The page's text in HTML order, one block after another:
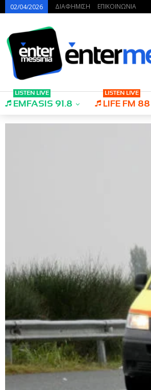
02/04/2026 ΔΙΑΦΗΜΙΣΗ ΕΠΙΚΟΙΝΩΝΙΑ
EMFASIS 91.8
LISTEN LIVE
LIFE FM 88
LISTEN LIVE